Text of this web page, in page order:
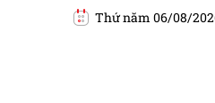
Thứ năm 06/08/